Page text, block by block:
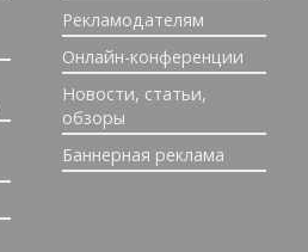
Рекламодателям
Онлайн-конференции
Новости, статьи,
обзоры
Баннерная реклама